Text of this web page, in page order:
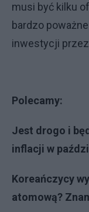
musi być kilku
bardzo
inwestycji przez
Polecamy:
Jest drogo i
inflacji w
Koreańczycy
atomową?